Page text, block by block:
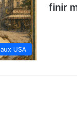
USA
finir